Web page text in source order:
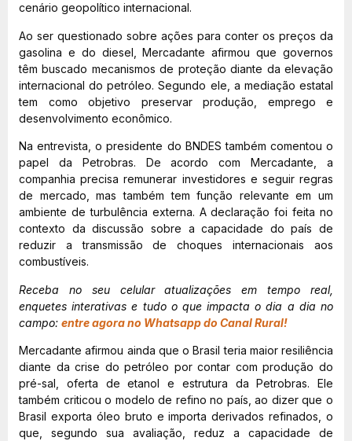
cenário geopolítico internacional.
Ao ser questionado sobre ações para conter os preços da
gasolina e do diesel, Mercadante afirmou que governos
têm buscado mecanismos de proteção diante da elevação
internacional do petróleo. Segundo ele, a mediação estatal
tem como objetivo preservar produção, emprego e
desenvolvimento econômico.
Na entrevista, o presidente do BNDES também comentou o
papel da Petrobras. De acordo com Mercadante, a
companhia precisa remunerar investidores e seguir regras
de mercado, mas também tem função relevante em um
ambiente de turbulência externa. A declaração foi feita no
contexto da discussão sobre a capacidade do país de
reduzir a transmissão de choques internacionais aos
combustíveis.
Receba no seu celular atualizações em tempo real,
enquetes interativas e tudo o que impacta o dia a dia no
campo: entre agora no Whatsapp do Canal Rural!
Mercadante afirmou ainda que o Brasil teria maior resiliência
diante da crise do petróleo por contar com produção do
pré-sal, oferta de etanol e estrutura da Petrobras. Ele
também criticou o modelo de refino no país, ao dizer que o
Brasil exporta óleo bruto e importa derivados refinados, o
que, segundo sua avaliação, reduz a capacidade de